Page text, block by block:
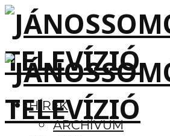
HÍREK
ARCHÍVUM